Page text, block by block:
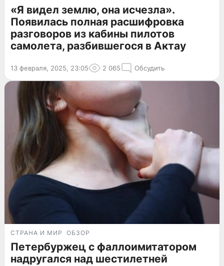
«Я видел землю, она исчезла».
Появилась полная расшифровка
разговоров из кабины пилотов
самолета, разбившегося в Актау
13 февраля, 2025, 23:05 2 065 Обсудить
СТРАНА И МИР ОБЗОР
Петербуржец с фаллоимитатором
надругался над шестилетней